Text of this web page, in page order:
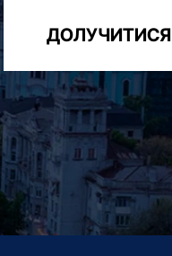
ДОЛУЧИТИСЯ